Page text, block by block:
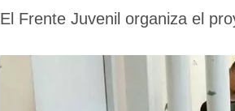
El Frente Juvenil organiza el